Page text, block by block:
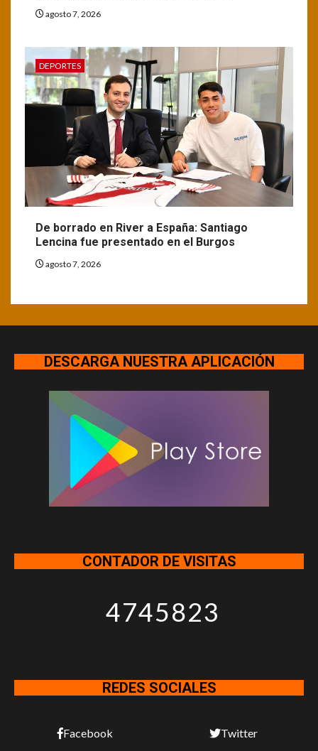
agosto 7, 2026
DEPORTES
De borrado en River a España: Santiago
Lencina fue presentado en el Burgos
agosto 7, 2026
DESCARGA NUESTRA APLICACIÓN
CONTADOR DE VISITAS
4745823
REDES SOCIALES
Facebook Twitter